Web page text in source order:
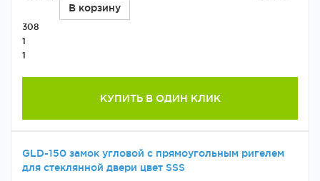
В корзину
308
1
1
КУПИТЬ В ОДИН КЛИК
GLD-150 замок угловой с прямоугольным ригелем
для стеклянной двери цвет SSS